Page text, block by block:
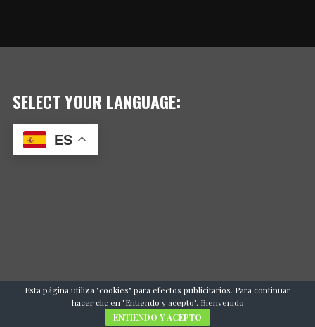
SELECT YOUR LANGUAGE:
ES
Esta página utiliza "cookies" para efectos publicitarios. Para continuar
hacer clic en "Entiendo y acepto". Bienvenido
ENTIENDO Y ACEPTO